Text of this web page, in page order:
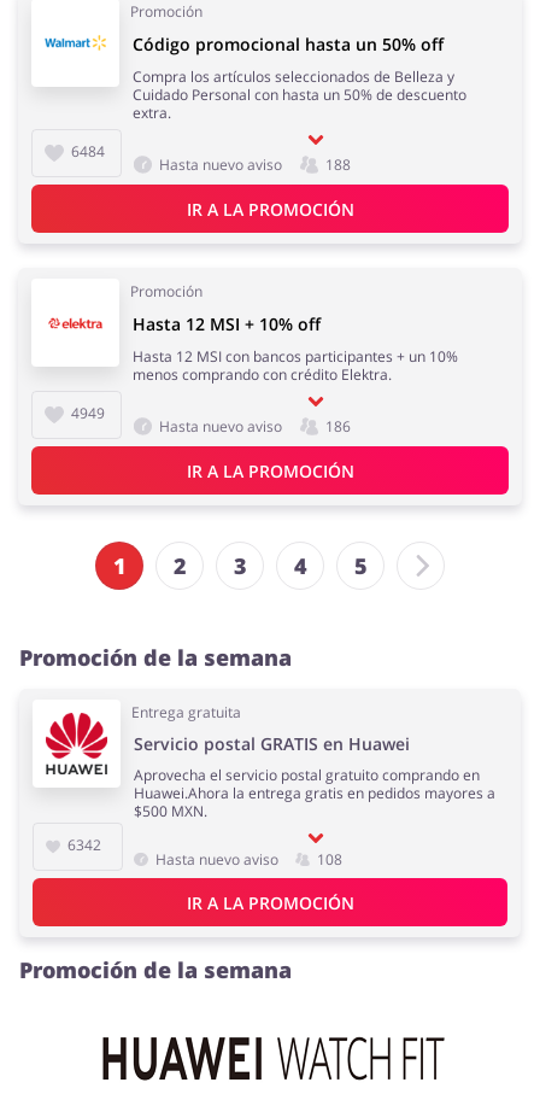
Promoción
6484
Código promocional hasta un 50% off
Compra los artículos seleccionados de Belleza y
Cuidado Personal con hasta un 50% de descuento
extra.
Hasta nuevo aviso 188
IR A LA PROMOCIÓN
Promoción
4949
Hasta 12 MSI + 10% off
Hasta 12 MSI con bancos participantes + un 10%
menos comprando con crédito Elektra.
Hasta nuevo aviso 186
IR A LA PROMOCIÓN
1 2 3 4 5
Promoción de la semana
Entrega gratuita
6342
Servicio postal GRATIS en Huawei
Aprovecha el servicio postal gratuito comprando en
Huawei.Ahora la entrega gratis en pedidos mayores a
$500 MXN.
Hasta nuevo aviso 108
IR A LA PROMOCIÓN
Promoción de la semana